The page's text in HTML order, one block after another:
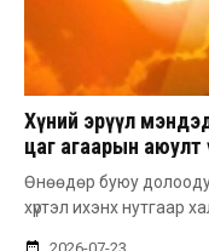
Хүний эрүүл
цаг агаарын аюулт
ХАЛУУН
Өнөөдөр буюу
хүртэл ихэнх нутгаар